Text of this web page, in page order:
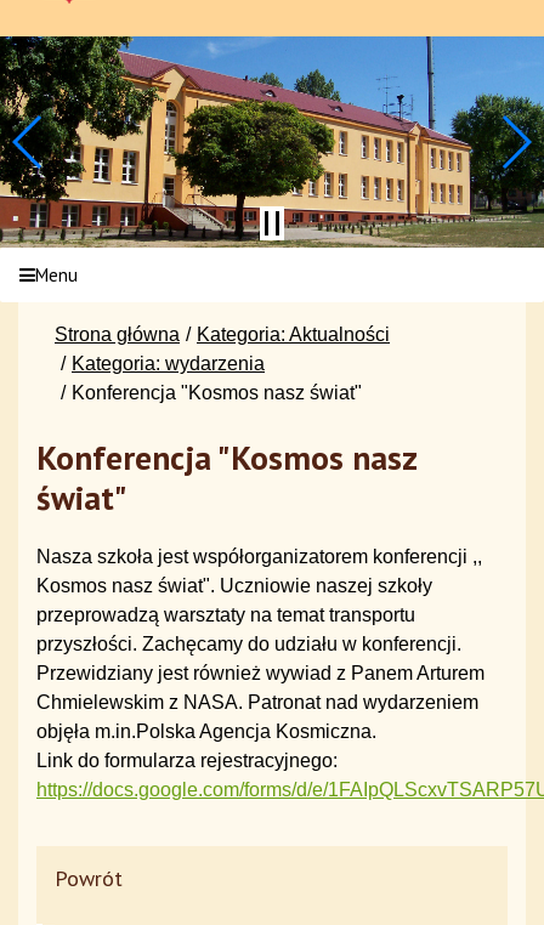
Menu
Strona główna
Kategoria: Aktualności
Kategoria: wydarzenia
Konferencja "Kosmos nasz świat"
Konferencja "Kosmos nasz
świat"
Nasza szkoła jest współorganizatorem konferencji ,,
Kosmos nasz świat". Uczniowie naszej szkoły
przeprowadzą warsztaty na temat transportu
przyszłości. Zachęcamy do udziału w konferencji.
Przewidziany jest również wywiad z Panem Arturem
Chmielewskim z NASA. Patronat nad wydarzeniem
objęła m.in.Polska Agencja Kosmiczna.
Link do formularza rejestracyjnego:
https://docs.google.com/forms/d/e/
Powrót